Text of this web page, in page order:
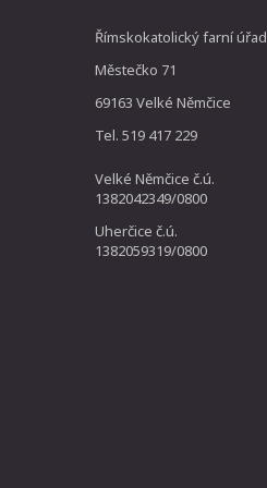
Římskokatolický farní úřad
Městečko 71
69163 Velké Němčice
Tel. 519 417 229
Velké Němčice č.ú.
1382042349/0800
Uherčice č.ú.
1382059319/0800